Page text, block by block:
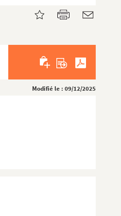
Modifié le : 09/12/2025